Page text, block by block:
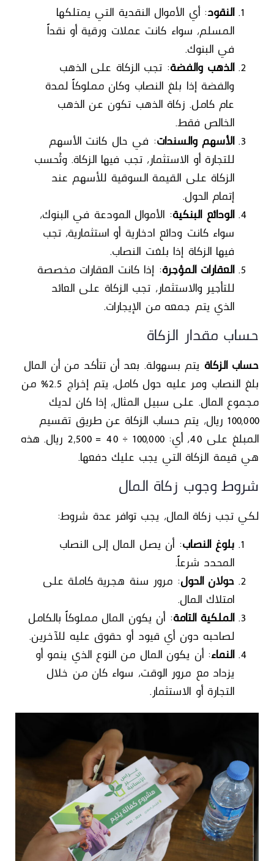
النقود: أي الأموال النقدية التي يمتلكها
المسلم، سواء كانت عملات ورقية أو نقداً
في البنوك.
الذهب والفضة: تجب الزكاة على الذهب
والفضة إذا بلغ النصاب وكان مملوكاً لمدة
عام كامل. زكاة الذهب تكون عن الذهب
الخالص فقط.
الأسهم والسندات: في حال كانت الأسهم
للتجارة أو الاستثمار، تجب فيها الزكاة. وتُحسب
الزكاة على القيمة السوقية للأسهم عند
إتمام الحول.
الودائع البنكية: الأموال المودعة في البنوك،
سواء كانت ودائع ادخارية أو استثمارية، تجب
فيها الزكاة إذا بلغت النصاب.
العقارات المؤجرة: إذا كانت العقارات مخصصة
للتأجير والاستثمار، تجب الزكاة على العائد
الذي يتم جمعه من الإيجارات.
حساب مقدار الزكاة
حساب الزكاةيتم بسهولة. بعد أن تتأكد من أن المال
بلغ النصاب ومر عليه حول كامل، يتم إخراج2.5% من
مجموع المال. على سبيل المثال، إذا كان لديك
100,000 ريال، يتم حساب الزكاة عن طريق تقسيم
المبلغ على 40، أي: 100,000 ÷ 40 = 2,500 ريال. هذه
هي قيمة الزكاة التي يجب عليك دفعها.
شروط وجوب زكاة المال
لكي تجب زكاة المال، يجب توافر عدة شروط:
بلوغ النصاب: أن يصل المال إلى النصاب
المحدد شرعاً.
حولان الحول: مرور سنة هجرية كاملة على
امتلاك المال.
الملكية التامة: أن يكون المال مملوكاً بالكامل
لصاحبه دون أي قيود أو حقوق عليه للآخرين.
النماء: أن يكون المال من النوع الذي ينمو أو
يزداد مع مرور الوقت، سواء كان من خلال
التجارة أو الاستثمار.